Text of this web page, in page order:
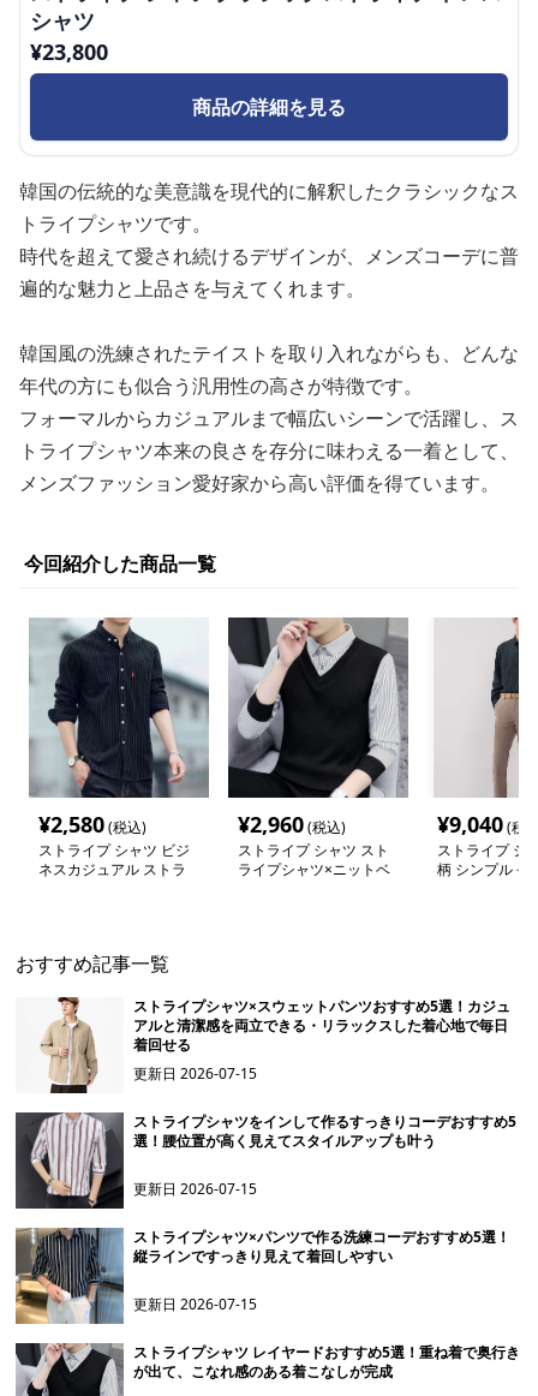
シャツ
¥23,800
商品の詳細を見る
韓国の伝統的な美意識を現代的に解釈したクラシックなス
トライプシャツです。
時代を超えて愛され続けるデザインが、メンズコーデに普
遍的な魅力と上品さを与えてくれます。
韓国風の洗練されたテイストを取り入れながらも、どんな
年代の方にも似合う汎用性の高さが特徴です。
フォーマルからカジュアルまで幅広いシーンで活躍し、ス
トライプシャツ本来の良さを存分に味わえる一着として、
メンズファッション愛好家から高い評価を得ています。
今回紹介した商品一覧
¥2,580(税込)
ストライプ シャツ ビジ
ネスカジュアル ストラ
¥2,960(税込)
ストライプ シャツ スト
ライプシャツ×ニットベ
¥9,040(税
ストライプ シ
柄 シンプル 長
おすすめ記事一覧
ストライプシャツ×スウェットパンツおすすめ5選！カジュ
アルと清潔感を両立できる・リラックスした着心地で毎日
着回せる
更新日2026-07-15
ストライプシャツをインして作るすっきりコーデおすすめ5
選！腰位置が高く見えてスタイルアップも叶う
更新日2026-07-15
ストライプシャツ×パンツで作る洗練コーデおすすめ5選！
縦ラインですっきり見えて着回しやすい
更新日2026-07-15
ストライプシャツ レイヤードおすすめ5選！重ね着で奥行き
が出て、こなれ感のある着こなしが完成